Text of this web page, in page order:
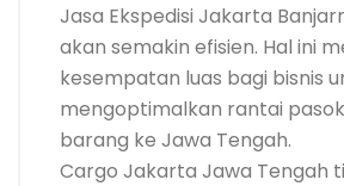
Jasa Ekspedisi Jakarta
akan semakin efisien. Hal ini
kesempatan luas bagi bisnis
mengoptimalkan rantai
barang ke Jawa Tengah.
Cargo Jakarta Jawa Tengah